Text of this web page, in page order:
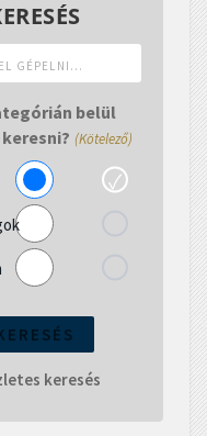
belül
(Kötelező)
keresés